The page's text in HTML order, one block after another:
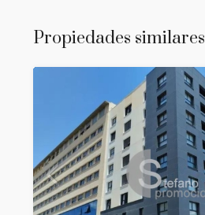
Propiedades similares